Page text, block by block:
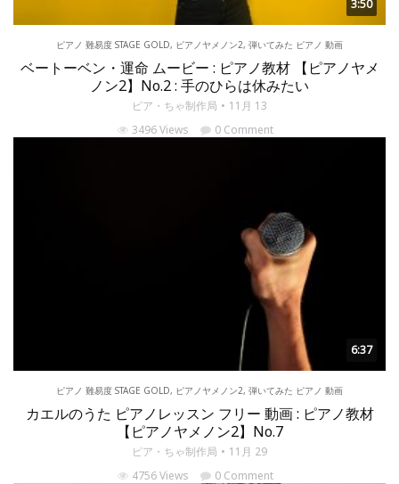
3:50
ピアノ 難易度 STAGE GOLD, ピアノヤメノン2, 弾いてみた ピアノ 動画
ベートーベン・運命 ムービー : ピアノ教材 【ピアノヤメ
ノン2】No.2 : 手のひらは休みたい
ピア・ちゃ制作局
11月 13
3496 Views
0 Comment
6:37
ピアノ 難易度 STAGE GOLD, ピアノヤメノン2, 弾いてみた ピアノ 動画
カエルのうた ピアノレッスン フリー 動画 : ピアノ教材
【ピアノヤメノン2】No.7
ピア・ちゃ制作局
11月 29
4756 Views
0 Comment